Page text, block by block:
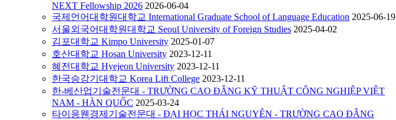
NEXT Fellowship 2026 2026-06-04
국제언어대학원대학교 International Graduate School of Language Education 2025-06-19
서울외국어대학원대학교 Seoul University of Foreign Studies 2025-04-02
김포대학교 Kimpo University 2025-01-07
호산대학교 Hosan University 2023-12-11
혜전대학교 Hyejeon University 2023-12-11
한국승강기대학교 Korea Lift College 2023-12-11
한-베산업기술전문대 - TRƯỜNG CAO ĐẲNG KỸ THUẬT CÔNG NGHIỆP VIỆT
NAM - HÀN QUỐC 2025-03-24
타이응웬경제기술전문대 - ĐẠI HỌC THÁI NGUYÊN - TRƯỜNG CAO ĐẲNG